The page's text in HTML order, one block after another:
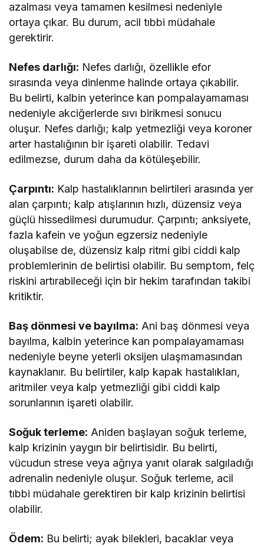
azalması veya tamamen kesilmesi nedeniyle
ortaya çıkar. Bu durum, acil tıbbi müdahale
gerektirir.
Nefes darlığı: Nefes darlığı, özellikle efor
sırasında veya dinlenme halinde ortaya çıkabilir.
Bu belirti, kalbin yeterince kan pompalayamaması
nedeniyle akciğerlerde sıvı birikmesi sonucu
oluşur. Nefes darlığı; kalp yetmezliği veya koroner
arter hastalığının bir işareti olabilir. Tedavi
edilmezse, durum daha da kötüleşebilir.
Çarpıntı: Kalp hastalıklarının belirtileri arasında yer
alan çarpıntı; kalp atışlarının hızlı, düzensiz veya
güçlü hissedilmesi durumudur. Çarpıntı; anksiyete,
fazla kafein ve yoğun egzersiz nedeniyle
oluşabilse de, düzensiz kalp ritmi gibi ciddi kalp
problemlerinin de belirtisi olabilir. Bu semptom, felç
riskini artırabileceği için bir hekim tarafından takibi
kritiktir.
Baş dönmesi ve bayılma: Ani baş dönmesi veya
bayılma, kalbin yeterince kan pompalayamaması
nedeniyle beyne yeterli oksijen ulaşmamasından
kaynaklanır. Bu belirtiler, kalp kapak hastalıkları,
aritmiler veya kalp yetmezliği gibi ciddi kalp
sorunlarının işareti olabilir.
Soğuk terleme: Aniden başlayan soğuk terleme,
kalp krizinin yaygın bir belirtisidir. Bu belirti,
vücudun strese veya ağrıya yanıt olarak salgıladığı
adrenalin nedeniyle oluşur. Soğuk terleme, acil
tıbbi müdahale gerektiren bir kalp krizinin belirtisi
olabilir.
Ödem: Bu belirti; ayak bilekleri, bacaklar veya